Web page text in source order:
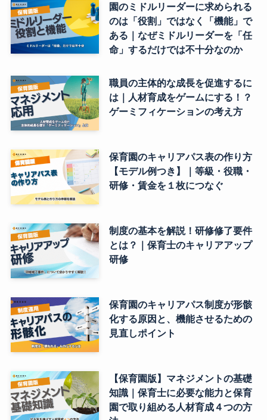
園のミドルリーダーに求められる
のは「役割」ではなく「機能」で
ある｜なぜミドルリーダーを「任
命」するだけでは不十分なのか
職員の主体的な成長を促進するに
は｜人材育成をゲームにする！？
ゲーミフィケーションの考え方
保育園のキャリアパス表の作り方
【モデル例つき】｜等級・役職・
研修・賃金を１枚につなぐ
制度の基本を解説！研修修了要件
とは？｜保育士のキャリアアップ
研修
保育園のキャリアパス制度が形骸
化する原因と、機能させるための
見直しポイント
【保育園版】マネジメントの基礎
知識｜保育士に必要な能力と保育
園で取り組める人材育成４つの方